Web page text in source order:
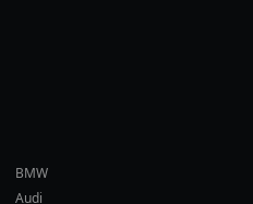
BMW
Audi